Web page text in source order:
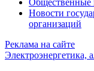
Общественные
Новости
организаций
Реклама на сайте
Электроэнергетика,